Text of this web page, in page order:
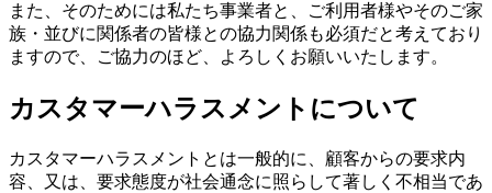
また、そのためには私たち事業者と、ご利用者様やそのご家
族・並びに関係者の皆様との協力関係も必須だと考えており
ますので、ご協力のほど、よろしくお願いいたします。
カスタマーハラスメントについて
カスタマーハラスメントとは一般的に、顧客からの要求内
容、又は、要求態度が社会通念に照らして著しく不相当であ